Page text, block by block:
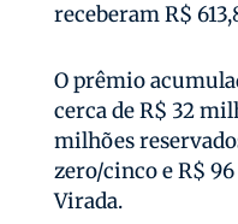
receberam R$
O prêmio
cerca de R$ 32
milhões
zero/cinco e R$
Virada.